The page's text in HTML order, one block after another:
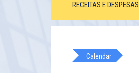
RECEITAS E DESPESAS
Calendar